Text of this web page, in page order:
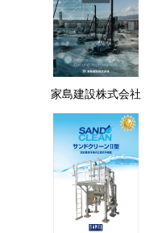
家島建設株式会社